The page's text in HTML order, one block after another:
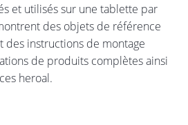
et utilisés sur une tablette par
des objets de référence
des instructions de montage
de produits complètes ainsi
heroal.